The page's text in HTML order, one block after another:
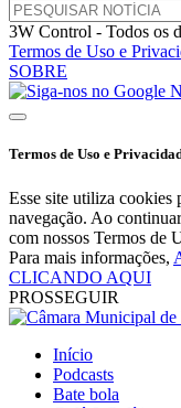
3W Control - Todos os
Termos de Uso e
SOBRE
Termos de Uso e
Esse site utiliza cookies
navegação. Ao
com nossos Termos de
Para mais informações,
CLICANDO AQUI
PROSSEGUIR
Início
Podcasts
Bate bola